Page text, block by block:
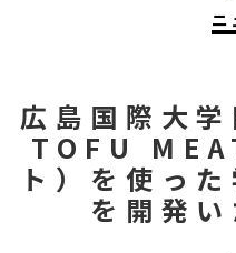
ニ
広島国際大
TOFU
ト）を使っ
を開発